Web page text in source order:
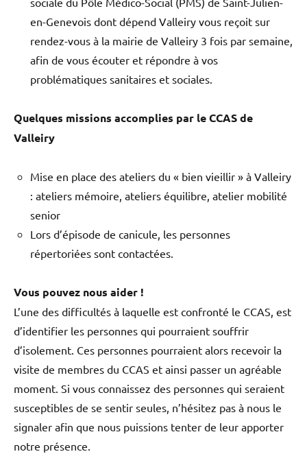
en-Genevois dont dépend Valleiry vous reçoit sur
rendez-vous à la mairie de Valleiry 3 fois par semaine,
afin de vous écouter et répondre à vos
problématiques sanitaires et sociales.
Quelques missions accomplies par le CCAS de
Valleiry
Mise en place des ateliers du « bien vieillir » à Valleiry
: ateliers mémoire, ateliers équilibre, atelier mobilité
senior
Lors d’épisode de canicule, les personnes
répertoriées sont contactées.
Vous pouvez nous aider !
L’une des difficultés à laquelle est confronté le CCAS, est
d’identifier les personnes qui pourraient souffrir
d’isolement. Ces personnes pourraient alors recevoir la
visite de membres du CCAS et ainsi passer un agréable
moment. Si vous connaissez des personnes qui seraient
susceptibles de se sentir seules, n’hésitez pas à nous le
signaler afin que nous puissions tenter de leur apporter
notre présence.